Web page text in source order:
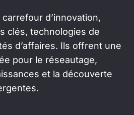
d’innovation,
clés, technologies de
d’affaires. Ils offrent une
pour le réseautage,
et la découverte